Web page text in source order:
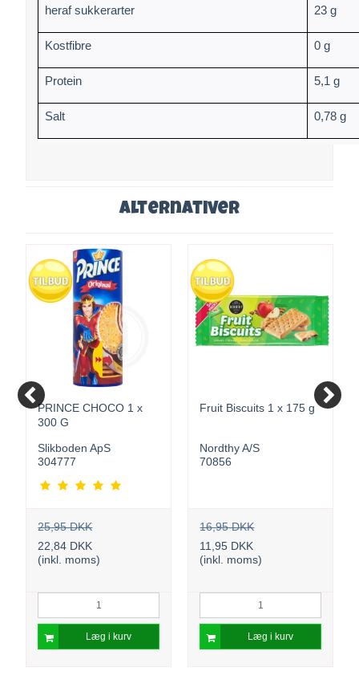
heraf sukkerarter 23 g
Kostfibre 0 g
Protein 5,1 g
Salt 0,78 g
Alternativer
PRINCE CHOCO 1 x
300 G
Slikboden ApS
304777
25,95 DKK
22,84 DKK
(inkl. moms)
Læg i kurv
Fruit Biscuits 1 x 175 g
Nordthy A/S
70856
16,95 DKK
11,95 DKK
(inkl. moms)
Læg i kurv